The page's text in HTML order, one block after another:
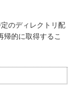
のディレクトリ配
帰的に取得するこ